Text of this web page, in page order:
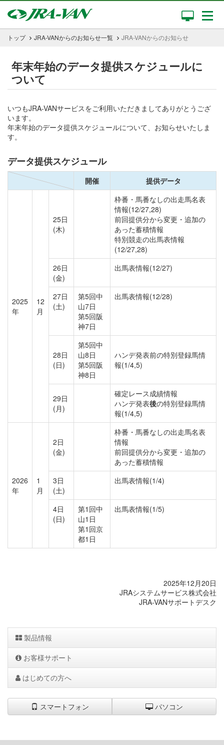
トップ JRA-VANからのお知らせ一覧 JRA-VANからのお知らせ
年末年始のデータ提供スケジュールに
ついて
いつもJRA-VANサービスをご利用いただきましてありがとうござ
います。
年末年始のデータ提供スケジュールについて、お知らせいたしま
す。
データ提供スケジュール
開催 提供データ
2025
年
12
月
25日
(木)
枠番・馬番なしの出走馬名表
情報(12/27,28)
前回提供分から変更・追加の
あった蓄積情報
特別競走の出馬表情報
(12/27,28)
26日
(金)
出馬表情報(12/27)
27日
(土)
第5回中
山7日
第5回阪
神7日
出馬表情報(12/28)
28日
(日)
第5回中
山8日
第5回阪
神8日
ハンデ発表前の特別登録馬情
報(1/4,5)
29日
(月)
確定レース成績情報
ハンデ発表後の特別登録馬情
報(1/4,5)
2026
年
1
月
2日
(金)
枠番・馬番なしの出走馬名表
情報
前回提供分から変更・追加の
あった蓄積情報
3日
(土)
出馬表情報(1/4)
4日
(日)
第1回中
山1日
第1回京
都1日
出馬表情報(1/5)
2025年12月20日
JRAシステムサービス株式会社
JRA-VANサポートデスク
製品情報
お客様サポート
はじめての方へ
スマートフォン パソコン